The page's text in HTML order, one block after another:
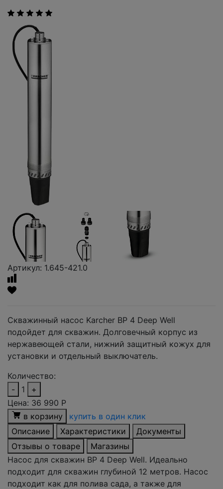
Артикул: 1.645-421.0
Скважинный насос Karcher BP 4 Deep Well
подойдет для скважин. Долговечный корпус из
нержавеющей стали, нижний защитный кожух для
установки и отдельный выключатель.
Количество:
-
1
+
Цена: 36 990 Р
в корзину
купить в один клик
Описание
Характеристики
Документы
Отзывы о товаре
Магазины
Насос для скважин ВР 4 Deep Well. Идеально
подходит для cкважин глубиной 12 метров. Насос
подходит как для полива сада, а также для